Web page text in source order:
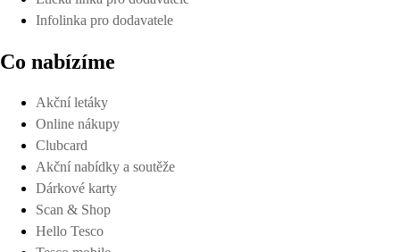
Infolinka pro dodavatele
Co nabízíme
Akční letáky
Online nákupy
Clubcard
Akční nabídky a soutěže
Dárkové karty
Scan & Shop
Hello Tesco